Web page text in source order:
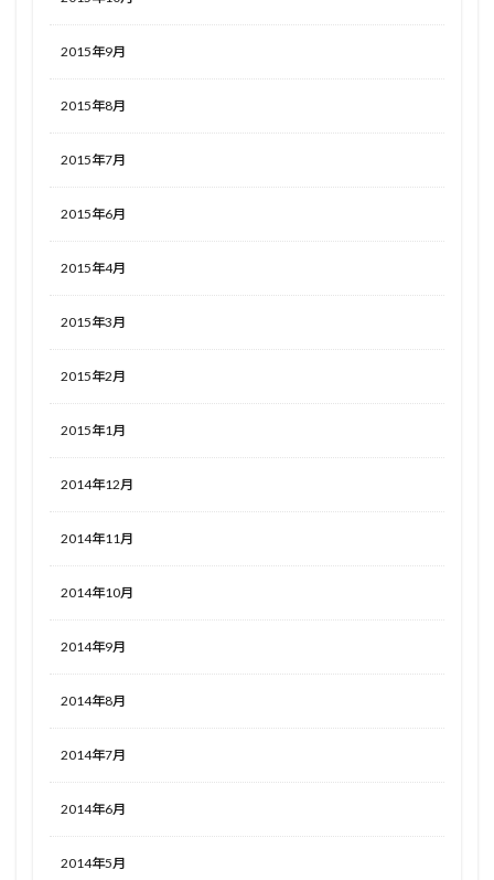
2015年9月
2015年8月
2015年7月
2015年6月
2015年4月
2015年3月
2015年2月
2015年1月
2014年12月
2014年11月
2014年10月
2014年9月
2014年8月
2014年7月
2014年6月
2014年5月